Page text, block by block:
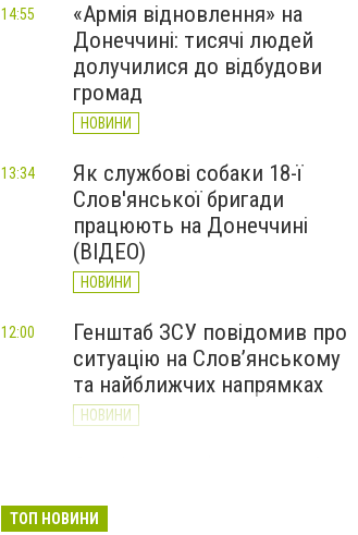
«Армія відновлення» на
Донеччині: тисячі людей
долучилися до відбудови
громад
НОВИНИ
14:55
Як службові собаки 18-ї
Слов'янської бригади
працюють на Донеччині
(ВІДЕО)
НОВИНИ
13:34
Генштаб ЗСУ повідомив про
ситуацію на Слов’янському
та найближчих напрямках
НОВИНИ
12:00
великої війни: 7 серпня
ТОП НОВИНИ